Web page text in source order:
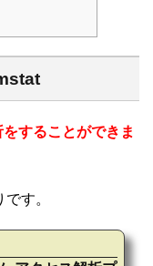
することができま
す。